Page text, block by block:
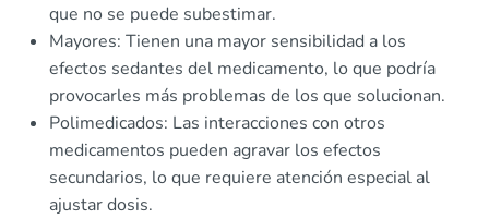
que no se puede subestimar.
Mayores: Tienen una mayor sensibilidad a los
efectos sedantes del medicamento, lo que podría
provocarles más problemas de los que solucionan.
Polimedicados: Las interacciones con otros
medicamentos pueden agravar los efectos
secundarios, lo que requiere atención especial al
ajustar dosis.